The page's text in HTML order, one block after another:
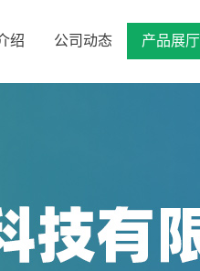
绍 公司动态 产品展厅